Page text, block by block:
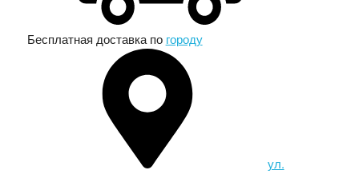
Бесплатная доставка по городу
ул.